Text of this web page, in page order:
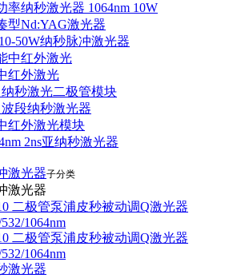
率纳秒激光器 1064nm 10W
型Nd:YAG激光器
50W纳秒脉冲激光器
中红外激光
红外激光
纳秒激光二极管模块
波段纳秒激光器
红外激光模块
2ns亚纳秒激光器
激光器子分类
激光器
二极管泵浦皮秒被动调Q激光器
1064nm
二极管泵浦皮秒被动调Q激光器
1064nm
激光器